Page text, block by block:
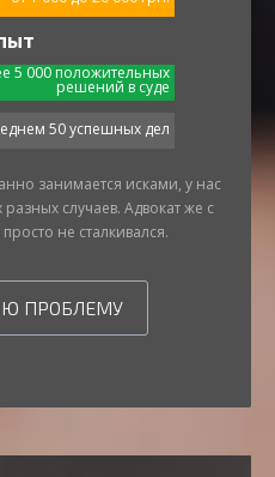
5 000 положительных
решений в суде
50 успешных дел
занимается исками, у нас
случаев. Адвокат же с
не сталкивался.
ПРОБЛЕМУ